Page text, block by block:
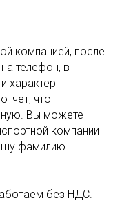
компанией, после
телефон, в
характер
что
Вы можете
компании
фамилию
без НДС.